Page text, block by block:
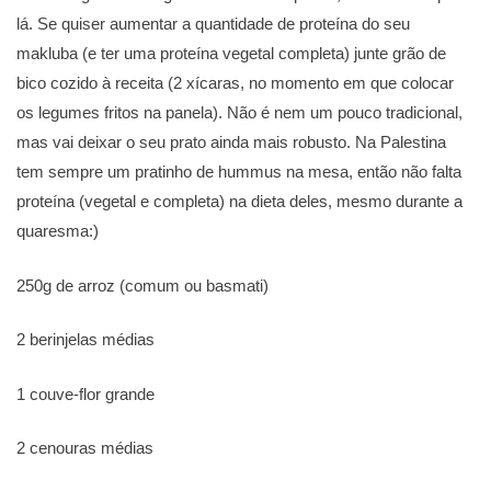
lá. Se quiser aumentar a quantidade de proteína do seu
makluba (e ter uma proteína vegetal completa) junte grão de
bico cozido à receita (2 xícaras, no momento em que colocar
os legumes fritos na panela). Não é nem um pouco tradicional,
mas vai deixar o seu prato ainda mais robusto. Na Palestina
tem sempre um pratinho de hummus na mesa, então não falta
proteína (vegetal e completa) na dieta deles, mesmo durante a
quaresma:)
250g de arroz (comum ou basmati)
2 berinjelas médias
1 couve-flor grande
2 cenouras médias